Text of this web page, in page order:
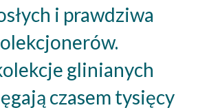
i prawdziwa
glinianych
czasem tysięcy